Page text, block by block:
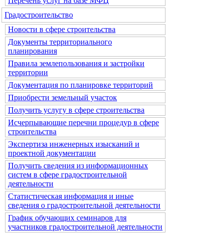
Градостроительство
Новости в сфере строительства
Документы территориального
планирования
Правила землепользования и застройки
территории
Документация по планировке территорий
Приобрести земельный участок
Получить услугу в сфере строительства
Исчерпывающие перечни процедур в сфере
строительства
Экспертиза инженерных изысканий и
проектной документации
Получить сведения из информационных
систем в сфере градостроительной
деятельности
Статистическая информация и иные
сведения о градостроительной деятельности
График обучающих семинаров для
участников градостроительной деятельности